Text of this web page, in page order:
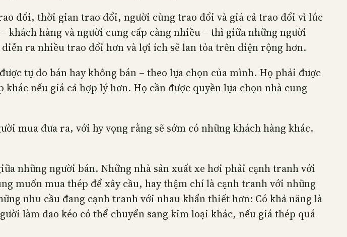
đổi, thời gian trao đổi, người cùng trao đổi và giá cả trao đổi vì lúc
hàng và người cung cấp càng nhiều – thì giữa những người
ra nhiều trao đổi hơn và lợi ích sẽ lan tỏa trên diện rộng hơn.
tự do bán hay không bán – theo lựa chọn của mình. Họ phải được
nếu giá cả hợp lý hơn. Họ cần được quyền lựa chọn nhà cung
mua đưa ra, với hy vọng rằng sẽ sớm có những khách hàng khác.
những người bán. Những nhà sản xuất xe hơi phải cạnh tranh với
muốn mua thép để xây cầu, hay thậm chí là cạnh tranh với những
nhu cầu đang cạnh tranh với nhau khẩn thiết hơn: Có khả năng là
làm dao kéo có thể chuyển sang kim loại khác, nếu giá thép quá